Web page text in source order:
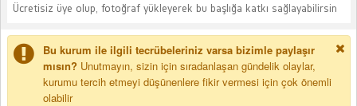
Ücretisiz üye olup, fotoğraf yükleyerek bu başlığa katkı sağlayabilirsin
Bu kurum ile ilgili tecrübeleriniz varsa bizimle paylaşır
mısın? Unutmayın, sizin için sıradanlaşan gündelik olaylar,
kurumu tercih etmeyi düşünenlere fikir vermesi için çok önemli
olabilir